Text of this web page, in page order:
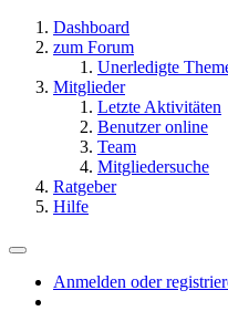
Dashboard
zum Forum
Unerledigte
Mitglieder
Letzte Aktivitäten
Benutzer online
Team
Mitgliedersuche
Ratgeber
Hilfe
Anmelden oder